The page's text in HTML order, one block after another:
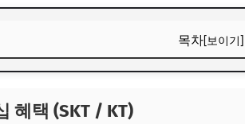
목차[보이기]
멤버십)
혜택 (SKT / KT)